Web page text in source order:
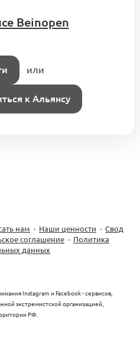
// Мария
Beinopen
или
к Альянсу
нам · Наши ценности · Свод
соглашение · Политика
данных
Instagram и Facebook - сервисов,
экстремистской организацией,
РФ.